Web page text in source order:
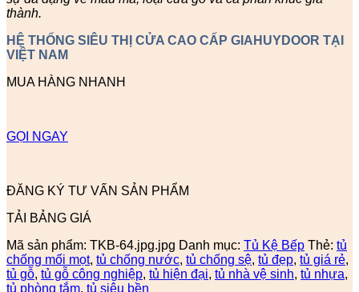
thành.
HỆ THỐNG SIÊU THỊ CỬA CAO CẤP GIAHUYDOOR TẠI
VIỆT NAM
MUA HÀNG NHANH
GỌI NGAY
ĐĂNG KÝ TƯ VẤN SẢN PHẨM
TẢI BẢNG GIÁ
Mã sản phẩm: TKB-64.jpg.jpg Danh mục: Tủ Kệ Bếp Thẻ: tủ
chống mối mọt, tủ chống nước, tủ chống sệ, tủ đẹp, tủ giá rẻ,
tủ gỗ, tủ gỗ công nghiệp, tủ hiện đại, tủ nhà vệ sinh, tủ nhựa,
tủ phòng tắm, tủ siêu bền